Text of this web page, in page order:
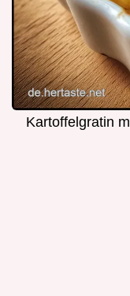
Kartoffelgratin